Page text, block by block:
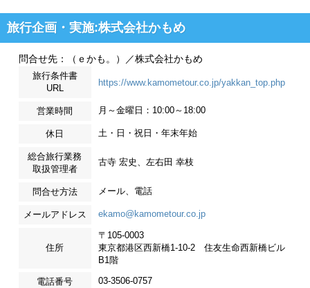
旅行企画・実施:株式会社かもめ
問合せ先：（ｅかも。）／株式会社かもめ
旅行条件書
URL
https://www.kamometour.co.jp/yakkan_top.php
営業時間 月～金曜日：10:00～18:00
休日 土・日・祝日・年末年始
総合旅行業務
取扱管理者
古寺 宏史、左右田 幸枝
問合せ方法 メール、電話
メールアドレス ekamo@kamometour.co.jp
住所
〒105-0003
東京都港区西新橋1-10-2 住友生命西新橋ビル
B1階
電話番号 03-3506-0757